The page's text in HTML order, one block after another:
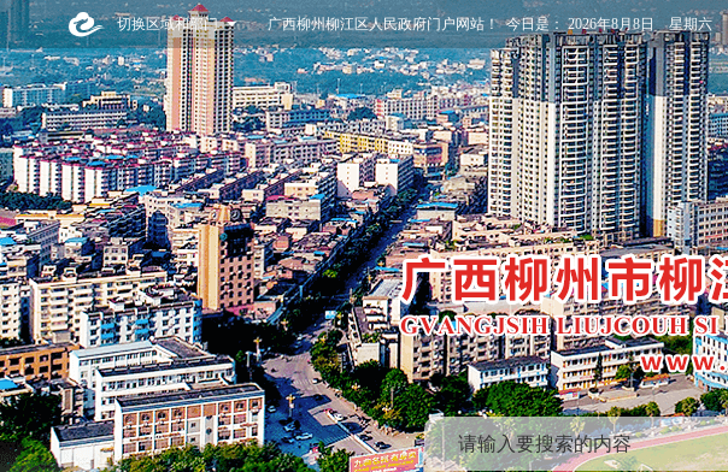
切换区域和部门 广西柳州柳江区人民政府门户网站！ 今日是：2026年8月8日 星期六